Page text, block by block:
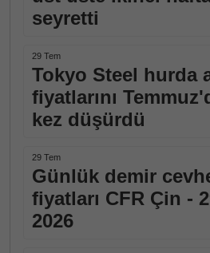
seyretti
29 Tem
Tokyo Steel hurda
fiyatlarını
kez düşürdü
29 Tem
Günlük demir
fiyatları CFR Çin -
2026